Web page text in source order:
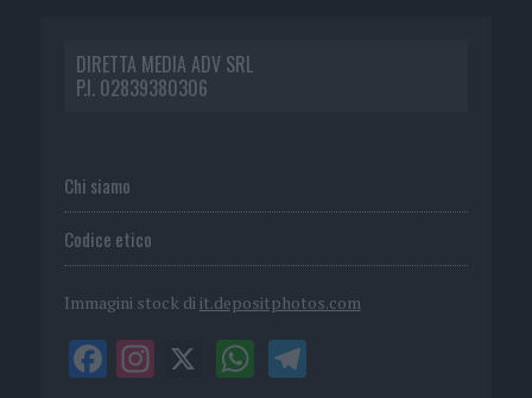
DIRETTA MEDIA ADV SRL
P.I. 02839380306
Chi siamo
Codice etico
Immagini stock di it.depositphotos.com